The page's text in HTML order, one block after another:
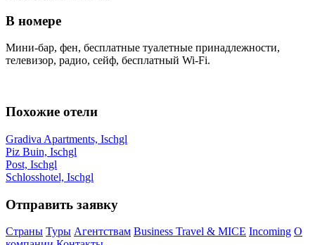
В номере
Мини-бар, фен, бесплатные туалетные принадлежности,
телевизор, радио, сейф, бесплатный Wi-Fi.
Похожие отели
Gradiva Apartments, Ischgl
Piz Buin, Ischgl
Post, Ischgl
Schlosshotel, Ischgl
Отправить заявку
Страны Туры Агентствам Business Travel & MICE Incoming О